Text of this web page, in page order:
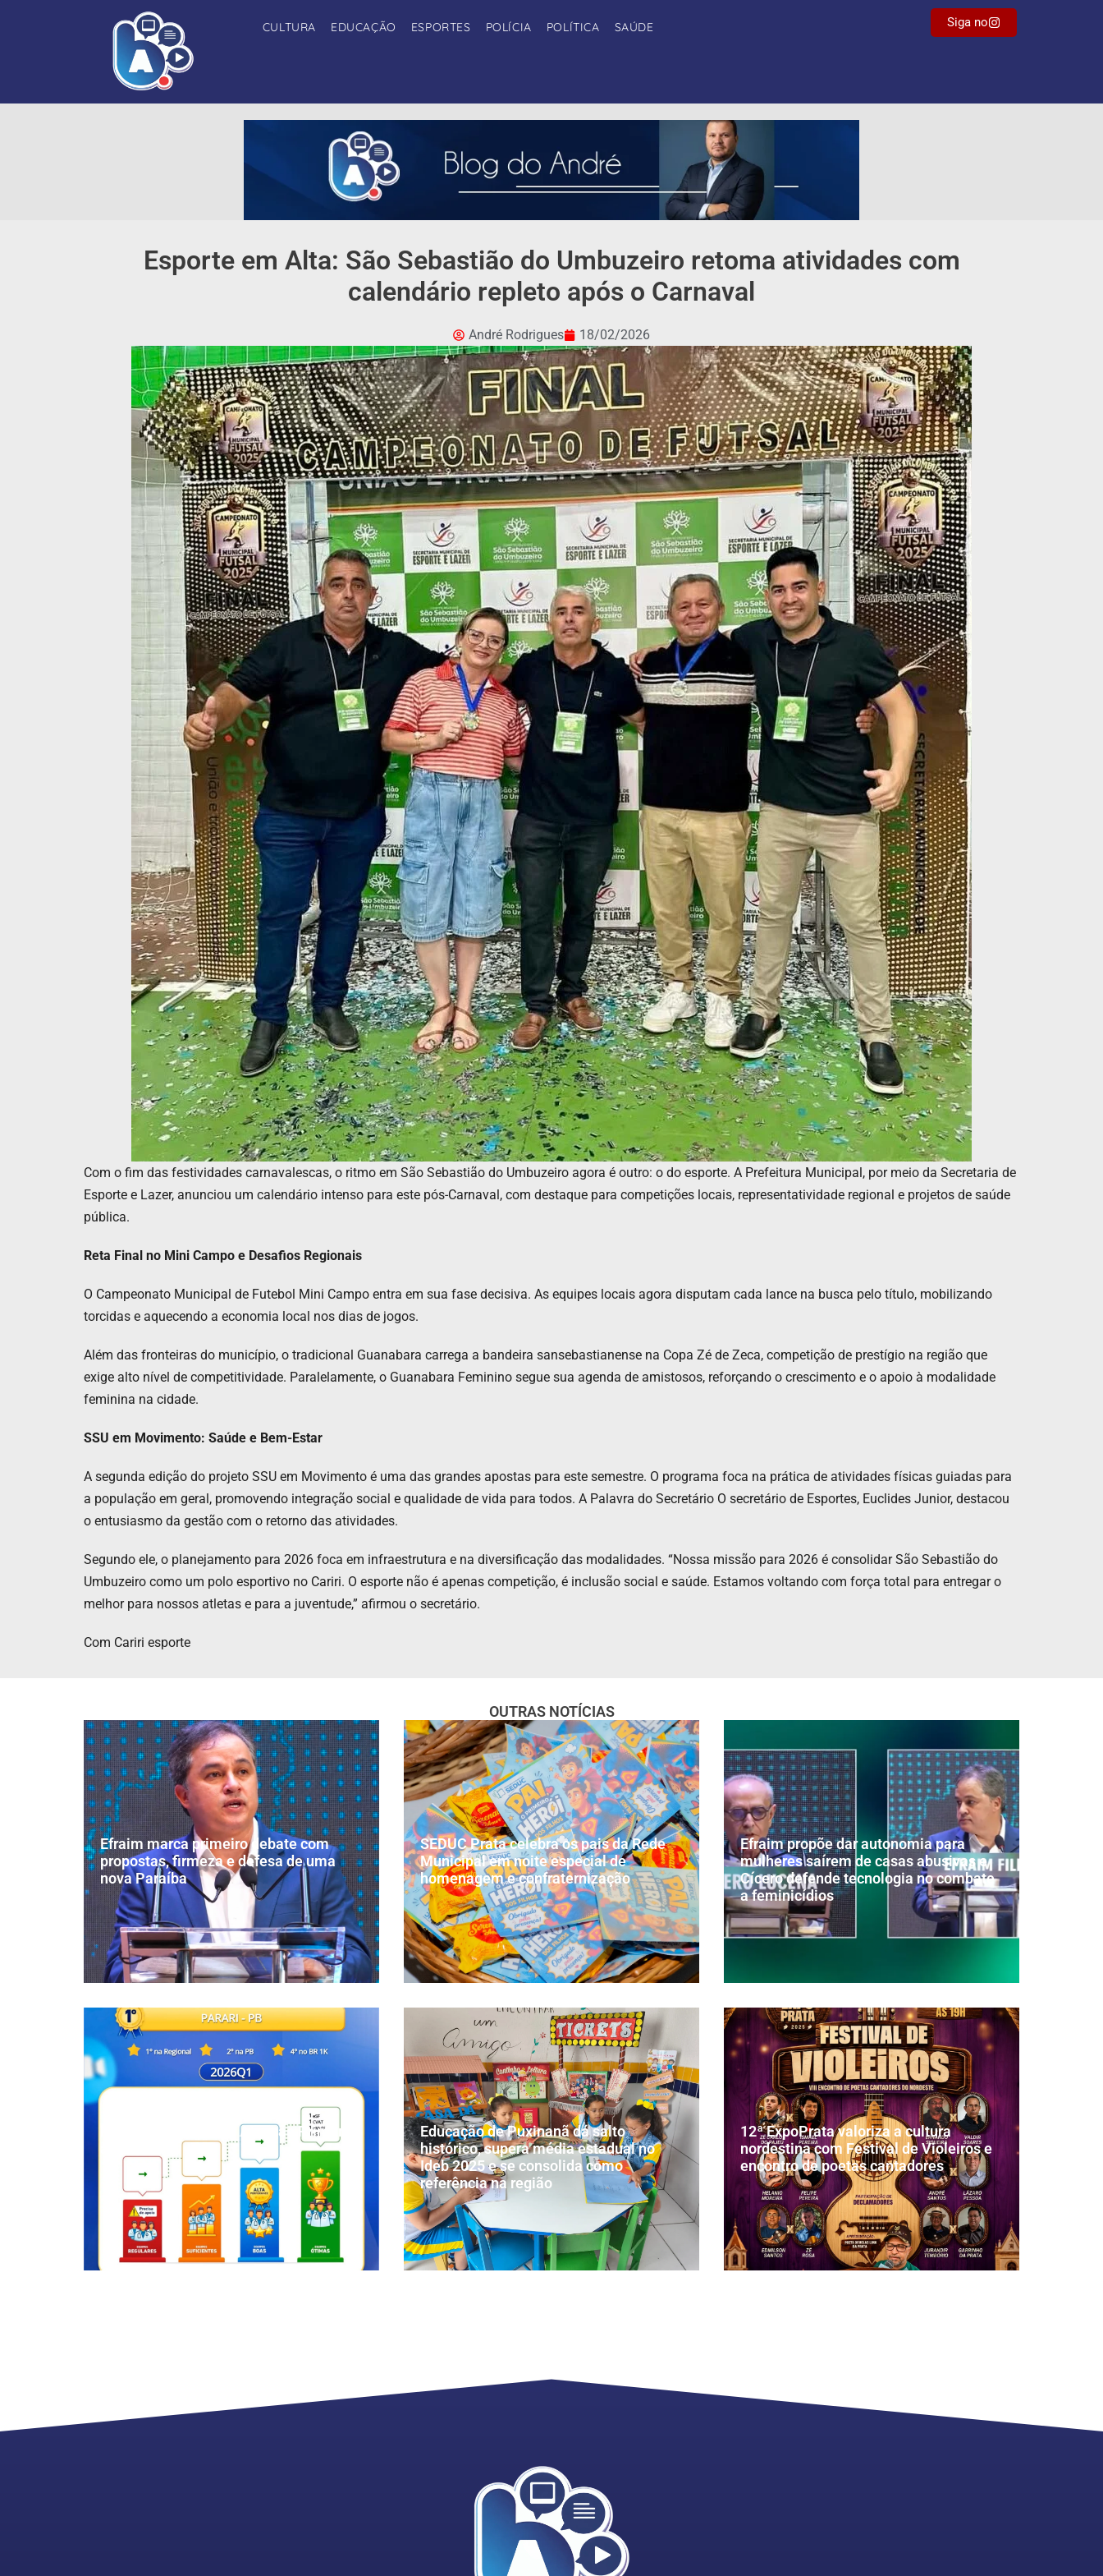
CULTURA EDUCAÇÃO ESPORTES POLÍCIA POLÍTICA SAÚDE Siga no
Esporte em Alta: São Sebastião do Umbuzeiro retoma atividades com
calendário repleto após o Carnaval
André Rodrigues 18/02/2026
Com o fim das festividades carnavalescas, o ritmo em São Sebastião do Umbuzeiro agora é outro: o do esporte. A Prefeitura Municipal, por meio da Secretaria de
Esporte e Lazer, anunciou um calendário intenso para este pós-Carnaval, com destaque para competições locais, representatividade regional e projetos de saúde
pública.
Reta Final no Mini Campo e Desafios Regionais
O Campeonato Municipal de Futebol Mini Campo entra em sua fase decisiva. As equipes locais agora disputam cada lance na busca pelo título, mobilizando
torcidas e aquecendo a economia local nos dias de jogos.
Além das fronteiras do município, o tradicional Guanabara carrega a bandeira sansebastianense na Copa Zé de Zeca, competição de prestígio na região que
exige alto nível de competitividade. Paralelamente, o Guanabara Feminino segue sua agenda de amistosos, reforçando o crescimento e o apoio à modalidade
feminina na cidade.
SSU em Movimento: Saúde e Bem-Estar
A segunda edição do projeto SSU em Movimento é uma das grandes apostas para este semestre. O programa foca na prática de atividades físicas guiadas para
a população em geral, promovendo integração social e qualidade de vida para todos. A Palavra do Secretário O secretário de Esportes, Euclides Junior, destacou
o entusiasmo da gestão com o retorno das atividades.
Segundo ele, o planejamento para 2026 foca em infraestrutura e na diversificação das modalidades. “Nossa missão para 2026 é consolidar São Sebastião do
Umbuzeiro como um polo esportivo no Cariri. O esporte não é apenas competição, é inclusão social e saúde. Estamos voltando com força total para entregar o
melhor para nossos atletas e para a juventude,” afirmou o secretário.
Com Cariri esporte
OUTRAS NOTÍCIAS
Efraim marca primeiro debate com
propostas, firmeza e defesa de uma
nova Paraíba
SEDUC Prata celebra os pais da Rede
Municipal em noite especial de
homenagem e confraternização
Efraim propõe dar autonomia para
mulheres saírem de casas abusivas e
Cícero defende tecnologia no combate
a feminicídios
Parari é destaque na Atenção Primária
Educação de Puxinanã dá salto
histórico, supera média estadual no
Ideb 2025 e se consolida como
referência na região
12ª ExpoPrata valoriza a cultura
nordestina com Festival de Violeiros e
encontro de poetas cantadores